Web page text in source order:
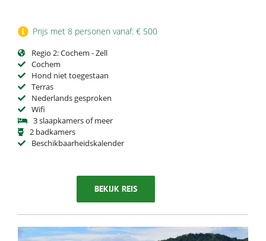
Prijs met 8 personen vanaf: € 500
Regio 2: Cochem - Zell
Cochem
Hond niet toegestaan
Terras
Nederlands gesproken
Wifi
3 slaapkamers of meer
2 badkamers
Beschikbaarheidskalender
BEKIJK REIS